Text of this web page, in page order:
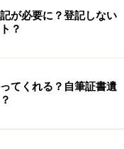
書類を根拠に｢寄与
分｣が円満な遺産分
いうのも｢寄与分｣
が必要に？登記しない
？
てくれる？自筆証書遺